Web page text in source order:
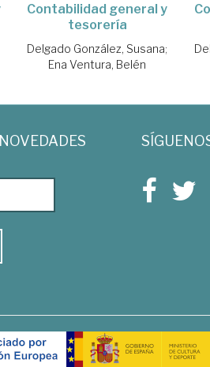
Contabilidad general y
tesorería
Delgado González, Susana;
Ena Ventura, Belén